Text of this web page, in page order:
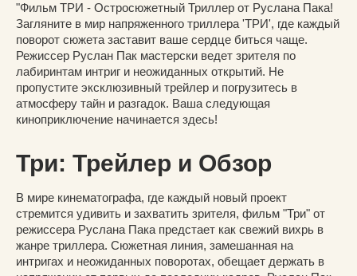
"Фильм ТРИ - Остросюжетный Триллер от Руслана Пака!
Загляните в мир напряженного триллера 'ТРИ', где каждый
поворот сюжета заставит ваше сердце биться чаще.
Режиссер Руслан Пак мастерски ведет зрителя по
лабиринтам интриг и неожиданных открытий. Не
пропустите эксклюзивный трейлер и погрузитесь в
атмосферу тайн и разгадок. Ваша следующая
киноприключение начинается здесь!
Три: Трейлер и Обзор
В мире кинематографа, где каждый новый проект
стремится удивить и захватить зрителя, фильм "Три" от
режиссера Руслана Пака предстает как свежий вихрь в
жанре триллера. Сюжетная линия, замешанная на
интригах и неожиданных поворотах, обещает держать в